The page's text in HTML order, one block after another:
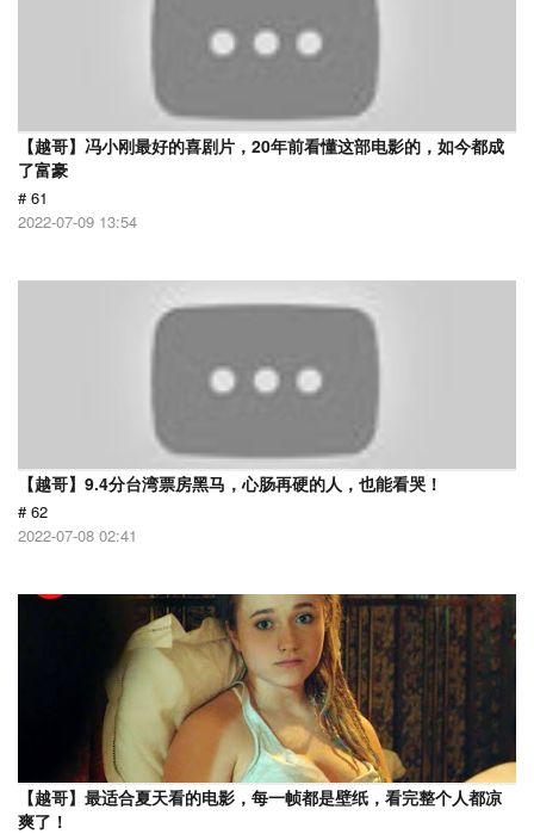
【越哥】冯小刚最好的喜剧片，20年前看懂这部电影的，如今都成
了富豪
# 61
2022-07-09 13:54
【越哥】9.4分台湾票房黑马，心肠再硬的人，也能看哭！
# 62
2022-07-08 02:41
【越哥】最适合夏天看的电影，每一帧都是壁纸，看完整个人都凉
爽了！